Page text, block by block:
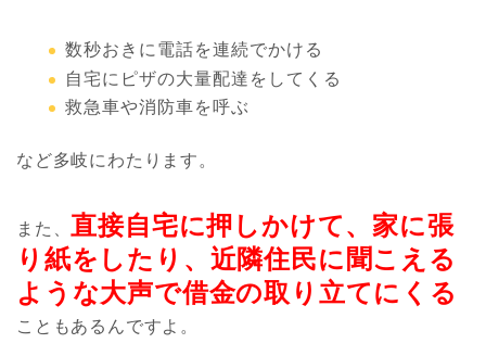
数秒おきに電話を連続でかける
自宅にピザの大量配達をしてくる
救急車や消防車を呼ぶ
など多岐にわたります。
また、 直接自宅に押しかけて、家に張
り紙をしたり、近隣住民に聞こえる
ような大声で借金の取り立てにくる
こともあるんですよ。